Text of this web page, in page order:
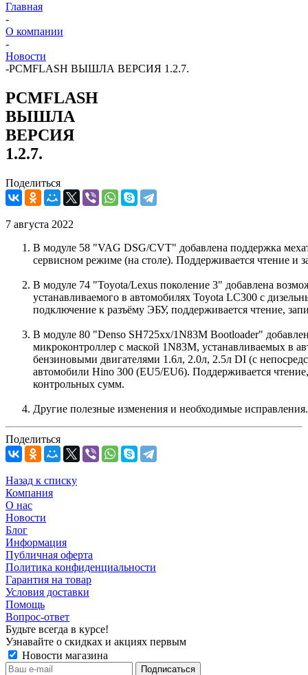
Главная
-
О компании
-
Новости
-PCMFLASH ВЫШЛА ВЕРСИЯ 1.2.7.
PCMFLASH
ВЫШЛА
ВЕРСИЯ
1.2.7.
Поделиться
7 августа 2022
В модуле 58 "VAG DSG/CVT" добавлена поддержка
сервисном режиме (на столе). Поддерживается чтение и
В модуле 74 "Toyota/Lexus поколение 3" добавлена
устанавливаемого в автомобилях Toyota LC300 с
подключение к разъёму ЭБУ, поддерживается чтение,
В модуле 80 "Denso SH725xx/1N83M Bootloader"
микроконтроллер c маской 1N83M, устанавливаемых в
бензиновыми двигателями 1.6л, 2.0л, 2.5л DI (с
автомобили Hino 300 (ЕU5/EU6). Поддерживается
контрольных сумм.
Другие полезные изменения и необходимые исправления.
Поделиться
Назад к списку
Компания
О нас
Новости
Блог
Информация
Публичная оферта
Политика конфиденциальности
Гарантия на товар
Условия доставки
Помощь
Вопрос-ответ
Будьте всегда в курсе!
Узнавайте о скидках и акциях первым
Новости магазина